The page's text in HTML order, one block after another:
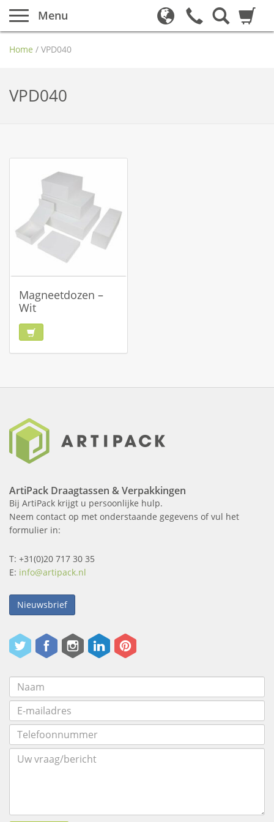
Menu
Home / VPD040
VPD040
Magneetdozen –
Wit
ArtiPack Draagtassen & Verpakkingen
Bij ArtiPack krijgt u persoonlijke hulp.
Neem contact op met onderstaande gegevens of vul het
formulier in:
T: +31(0)20 717 30 35
E: info@artipack.nl
Nieuwsbrief